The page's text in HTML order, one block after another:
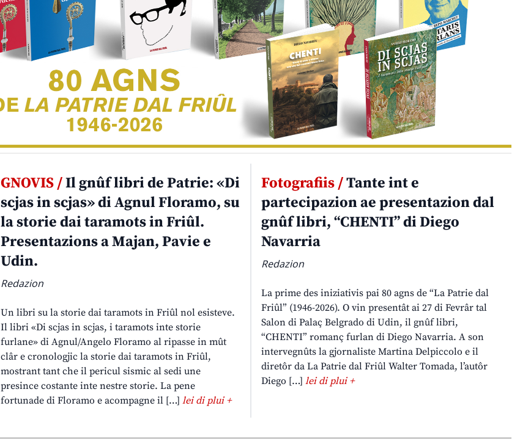
GNOVIS /Il gnûf libri de Patrie: «Di
scjas in scjas» di Agnul Floramo, su
la storie dai taramots in Friûl.
Presentazions a Majan, Pavie e
Udin.
Redazion
Un libri su la storie dai taramots in Friûl nol esisteve.
Il libri «Di scjas in scjas, i taramots inte storie
furlane» di Agnul/Angelo Floramo al ripasse in mût
clâr e cronologjic la storie dai taramots in Friûl,
mostrant tant che il pericul sismic al sedi une
presince costante inte nestre storie. La pene
fortunade di Floramo e acompagne il […] lei di plui +
Fotografiis /Tante int e
partecipazion ae presentazion dal
gnûf libri, “CHENTI” di Diego
Navarria
Redazion
La prime des iniziativis pai 80 agns de “La Patrie dal
Friûl” (1946-2026). O vin presentât ai 27 di Fevrâr tal
Salon di Palaç Belgrado di Udin, il gnûf libri,
“CHENTI” romanç furlan di Diego Navarria. A son
intervegnûts la gjornaliste Martina Delpiccolo e il
diretôr da La Patrie dal Friûl Walter Tomada, l’autôr
Diego […]lei di plui +